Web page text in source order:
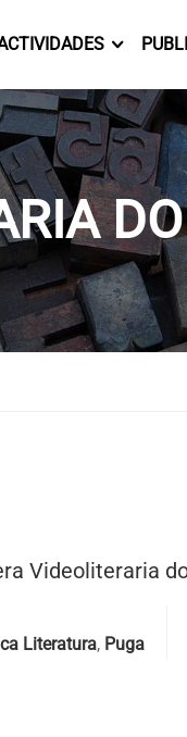
Videoliteraria
Literatura, Puga